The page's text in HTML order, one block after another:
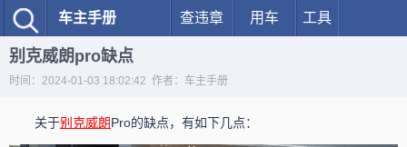
车主手册 查违章 用车 工具
别克威朗pro缺点
时间：2024-01-03 18:02:42 作者：车主手册
关于别克威朗Pro的缺点，有如下几点：